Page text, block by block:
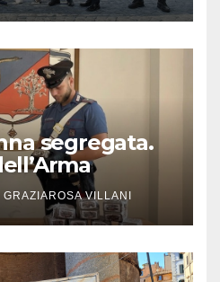
segregata.
GRAZIAROSA VILLANI